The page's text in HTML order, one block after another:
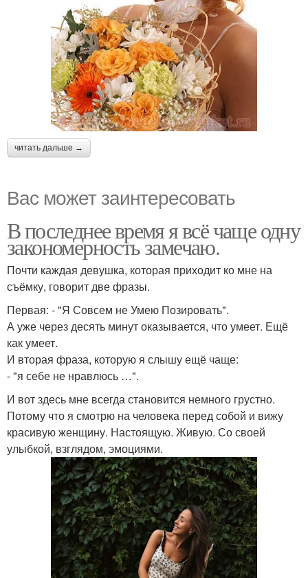
читать дальше →
Вас может заинтересовать
В последнее время я всё чаще одну
закономерность замечаю.
Почти каждая девушка, которая приходит ко мне на
съёмку, говорит две фразы.
Первая: - "Я Совсем не Умею Позировать".
А уже через десять минут оказывается, что умеет. Ещё
как умеет.
И вторая фраза, которую я слышу ещё чаще:
- "я себе не нравлюсь …".
И вот здесь мне всегда становится немного грустно.
Потому что я смотрю на человека перед собой и вижу
красивую женщину. Настоящую. Живую. Со своей
улыбкой, взглядом, эмоциями.